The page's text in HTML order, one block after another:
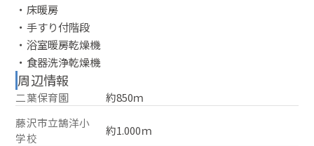
・床暖房
・手すり付階段
・浴室暖房乾燥機
・食器洗浄乾燥機
周辺情報
二葉保育園
約850ｍ
藤沢市立鵠洋小
学校
約1.000ｍ